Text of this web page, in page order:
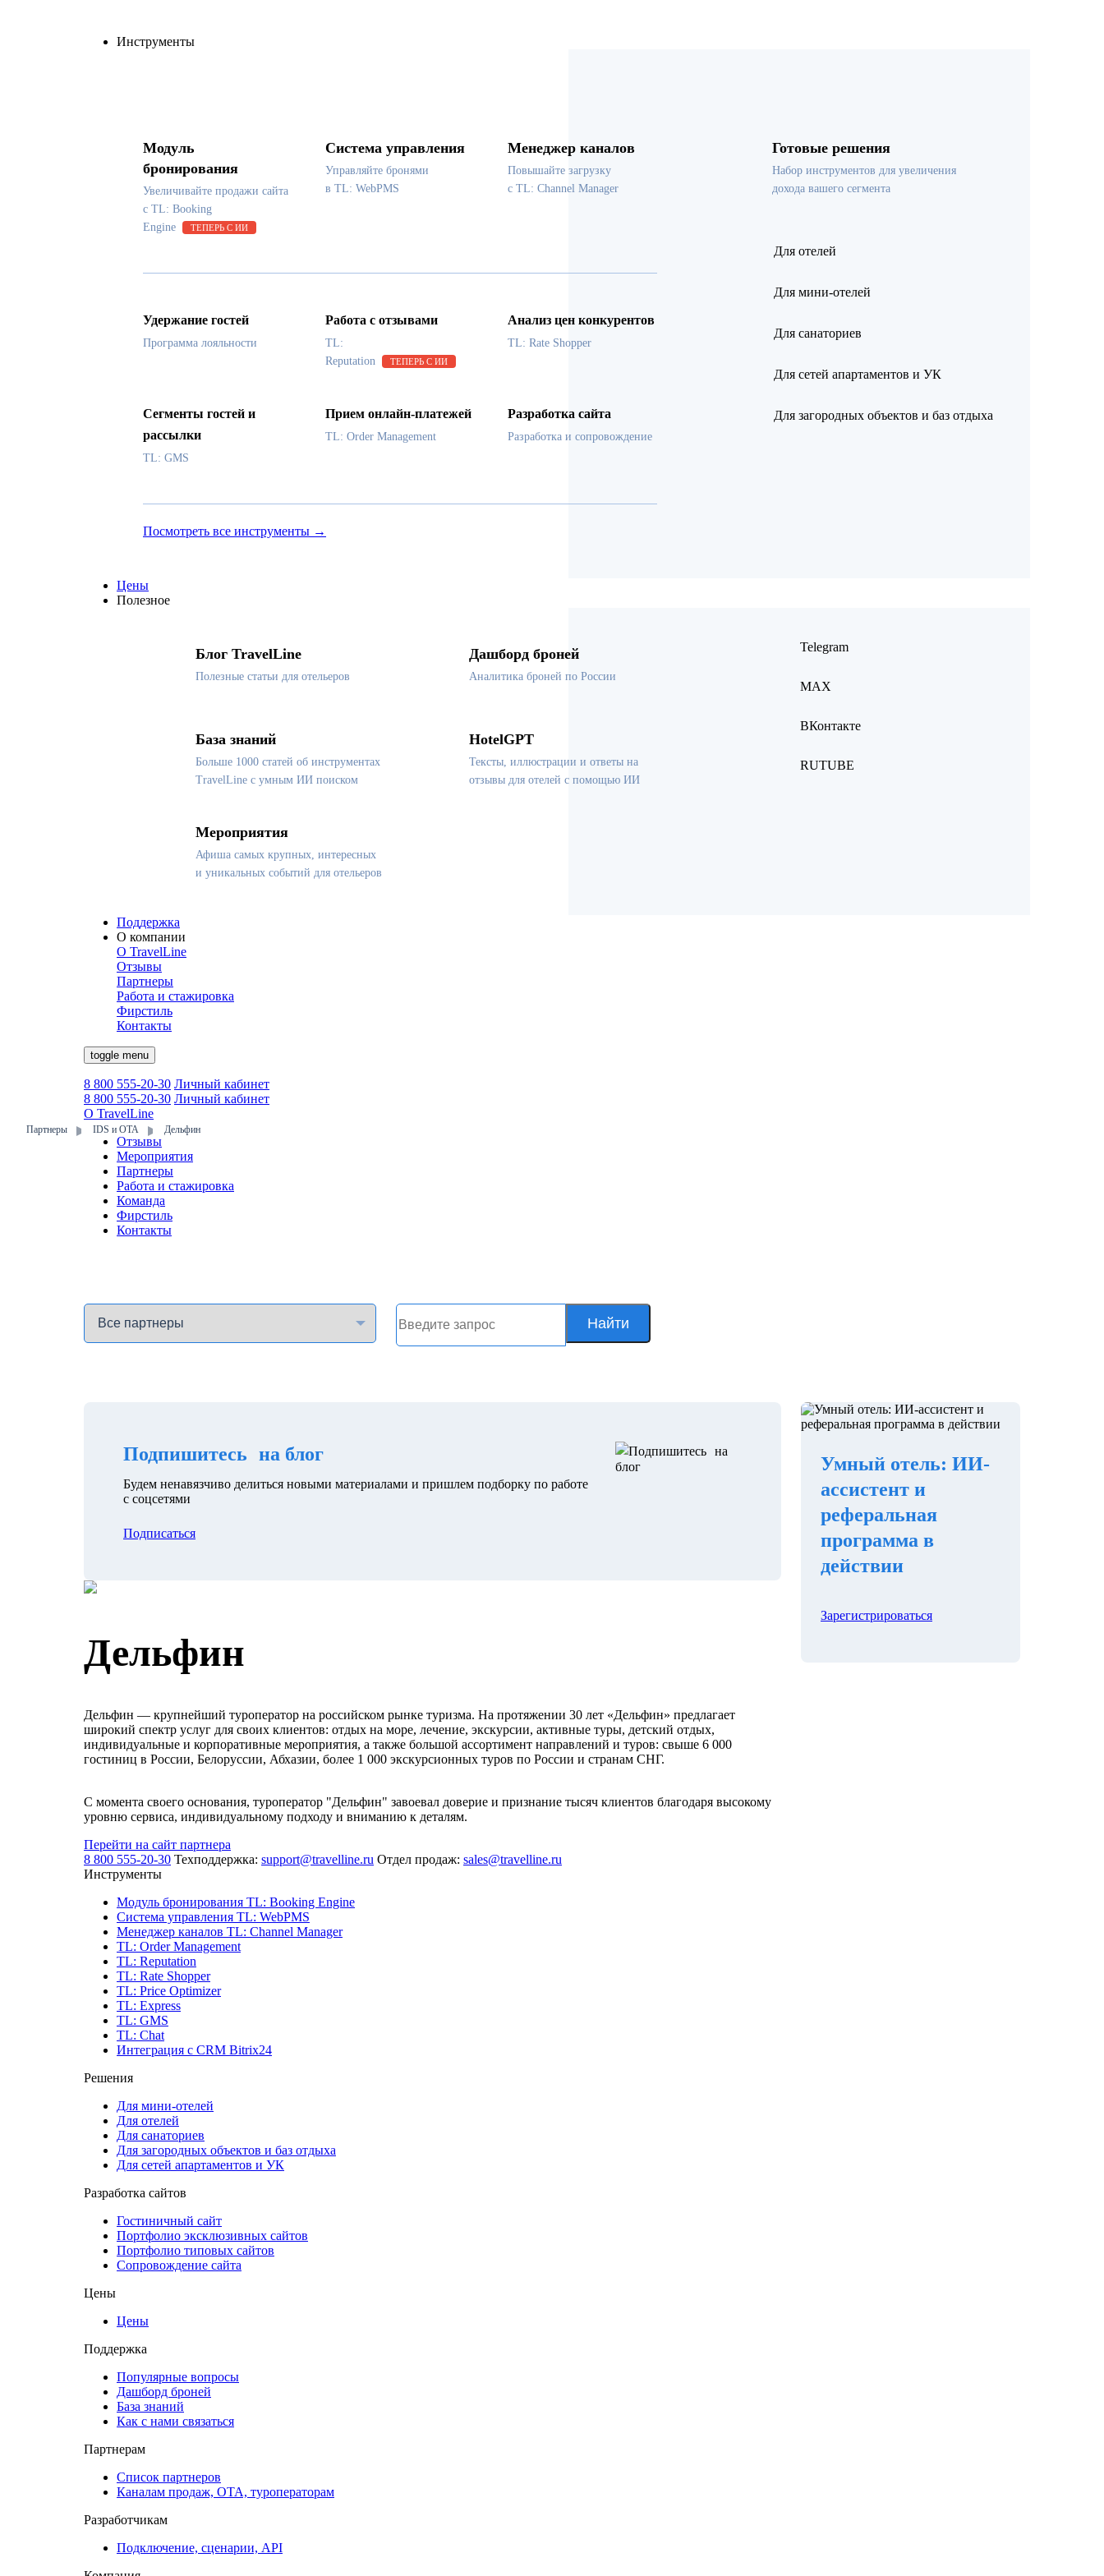
Инструменты
Модуль
бронирования
Увеличивайте продажи сайта
с TL: Booking
Engine
ТЕПЕРЬ С ИИ
Система управления
Управляйте бронями
в TL: WebPMS
Менеджер каналов
Повышайте загрузку
с TL: Channel Manager
Удержание гостей
Программа лояльности
Работа с отзывами
TL:
Reputation
ТЕПЕРЬ С ИИ
Анализ цен конкурентов
TL: Rate Shopper
Сегменты гостей и
рассылки
TL: GMS
Прием онлайн-платежей
TL: Order Management
Разработка сайта
Разработка и сопровождение
Посмотреть все инструменты →
Готовые решения
Набор инструментов для увеличения
дохода вашего сегмента
Для отелей
Для мини-отелей
Для санаториев
Для сетей апартаментов и УК
Для загородных объектов и баз отдыха
Цены
Полезное
Блог TravelLine
Полезные статьи для отельеров
Дашборд броней
Аналитика броней по России
База знаний
Больше 1000 статей об инструментах
TravelLine с умным ИИ поиском
HotelGPT
Тексты, иллюстрации и ответы на
отзывы для отелей с помощью ИИ
Мероприятия
Афиша самых крупных, интересных
и уникальных событий для отельеров
Telegram
MAX
ВКонтакте
RUTUBE
Поддержка
О компании
О TravelLine
Отзывы
Партнеры
Работа и стажировка
Фирстиль
Контакты
toggle menu
8 800 555-20-30 Личный кабинет
8 800 555-20-30 Личный кабинет
О TravelLine
Отзывы
Мероприятия
Партнеры
Работа и стажировка
Команда
Фирстиль
Контакты
Партнеры IDS и ОТА Дельфин
Найти
Подпишитесь на блог
Будем ненавязчиво делиться новыми материалами и пришлем подборку по работе
с соцсетями
Подписаться
Дельфин
Дельфин — крупнейший туроператор на российском рынке туризма. На протяжении 30 лет «Дельфин» предлагает
широкий спектр услуг для своих клиентов: отдых на море, лечение, экскурсии, активные туры, детский отдых,
индивидуальные и корпоративные мероприятия, а также большой ассортимент направлений и туров: свыше 6 000
гостиниц в России, Белоруссии, Абхазии, более 1 000 экскурсионных туров по России и странам СНГ.
С момента своего основания, туроператор "Дельфин" завоевал доверие и признание тысяч клиентов благодаря высокому
уровню сервиса, индивидуальному подходу и вниманию к деталям.
Перейти на сайт партнера
Умный отель: ИИ-
ассистент и
реферальная
программа в
действии
Зарегистрироваться
8 800 555-20-30 Техподдержка: support@travelline.ru Отдел продаж: sales@travelline.ru
Инструменты
Модуль бронирования TL: Booking Engine
Система управления TL: WebPMS
Менеджер каналов TL: Channel Manager
TL: Order Management
TL: Reputation
TL: Rate Shopper
TL: Price Optimizer
TL: Express
TL: GMS
TL: Chat
Интеграция с CRM Bitrix24
Решения
Для мини-отелей
Для отелей
Для санаториев
Для загородных объектов и баз отдыха
Для сетей апартаментов и УК
Разработка сайтов
Гостиничный сайт
Портфолио эксклюзивных сайтов
Портфолио типовых сайтов
Сопровождение сайта
Цены
Цены
Поддержка
Популярные вопросы
Дашборд броней
База знаний
Как с нами связаться
Партнерам
Список партнеров
Каналам продаж, ОТА, туроператорам
Разработчикам
Подключение, сценарии, API